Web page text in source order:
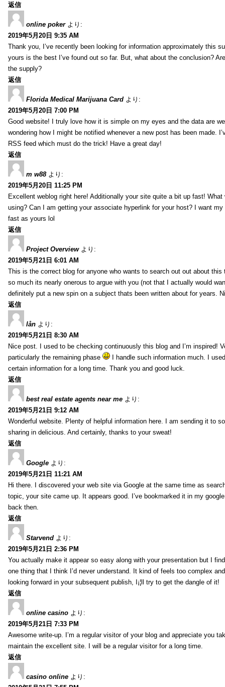
返信
online poker より:
2019年5月20日 9:35 AM
Thank you, I’ve recently been looking for information approximately this
yours is the best I’ve found out so far. But, what about the conclusion?
the supply?
返信
Florida Medical Marijuana Card より:
2019年5月20日 7:00 PM
Good website! I truly love how it is simple on my eyes and the data are
wondering how I might be notified whenever a new post has been made.
RSS feed which must do the trick! Have a great day!
返信
m w88 より:
2019年5月20日 11:25 PM
Excellent weblog right here! Additionally your site quite a bit up fast! What
using? Can I am getting your associate hyperlink for your host? I want
fast as yours lol
返信
Project Overview より:
2019年5月21日 6:01 AM
This is the correct blog for anyone who wants to search out out about this
so much its nearly onerous to argue with you (not that I actually would
definitely put a new spin on a subject thats been written about for years.
返信
lån より:
2019年5月21日 8:30 AM
Nice post. I used to be checking continuously this blog and I’m inspired!
particularly the remaining phase
I handle such information much. I
certain information for a long time. Thank you and good luck.
返信
best real estate agents near me より:
2019年5月21日 9:12 AM
Wonderful website. Plenty of helpful information here. I am sending it to
sharing in delicious. And certainly, thanks to your sweat!
返信
Google より:
2019年5月21日 11:21 AM
Hi there. I discovered your web site via Google at the same time as
topic, your site came up. It appears good. I’ve bookmarked it in my
back then.
返信
Starvend より:
2019年5月21日 2:36 PM
You actually make it appear so easy along with your presentation but I
one thing that I think I’d never understand. It kind of feels too complex
looking forward in your subsequent publish, I¡¦ll try to get the dangle of it!
返信
online casino より:
2019年5月21日 7:33 PM
Awesome write-up. I’m a regular visitor of your blog and appreciate you
maintain the excellent site. I will be a regular visitor for a long time.
返信
casino online より: